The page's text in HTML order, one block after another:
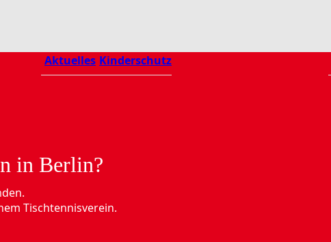
Aktuelles Kinderschutz
in Berlin?
Tischtennisverein.